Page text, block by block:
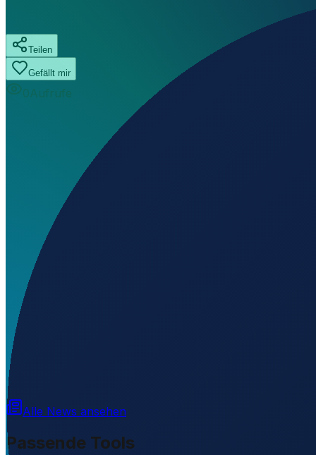
Teilen
Gefällt mir
0Aufrufe
Welchen IATA-Code hat Abakan International Airport?
Wo liegt Abakan International Airport?
Was ist der ICAO-Code von Abakan International
Wird geladen...
Alle News ansehen
Passende Tools